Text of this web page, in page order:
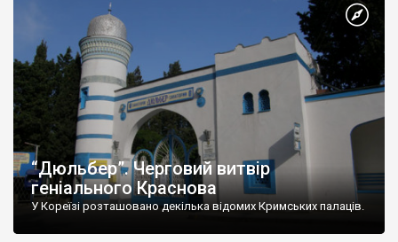
“Дюльбер”. Черговий витвір
геніального Краснова
У Кореїзі розташовано декілька відомих Кримських палаців.